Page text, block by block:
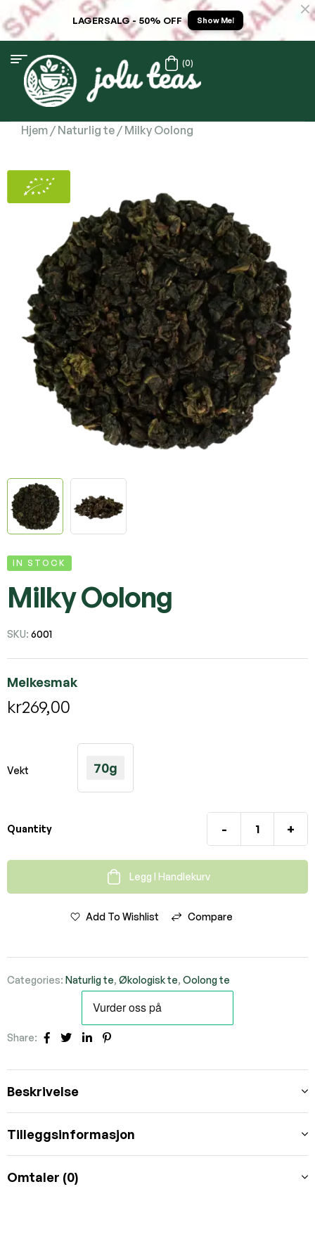
LAGERSALG - 50% OFF Show Me!
(0)
Hjem / Naturlig te / Milky Oolong
IN STOCK
Milky Oolong
SKU: 6001
Melkesmak
kr269,00
Vekt 70g
Quantity - +
Legg I Handlekurv
Add To Wishlist Compare
Categories: Naturlig te, Økologisk te, Oolong te
Share:
Facebook
TwitterLinkedin
Beskrivelse
Tilleggsinformasjon
Omtaler (0)